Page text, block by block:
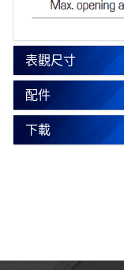
表觀尺寸
配件
下載